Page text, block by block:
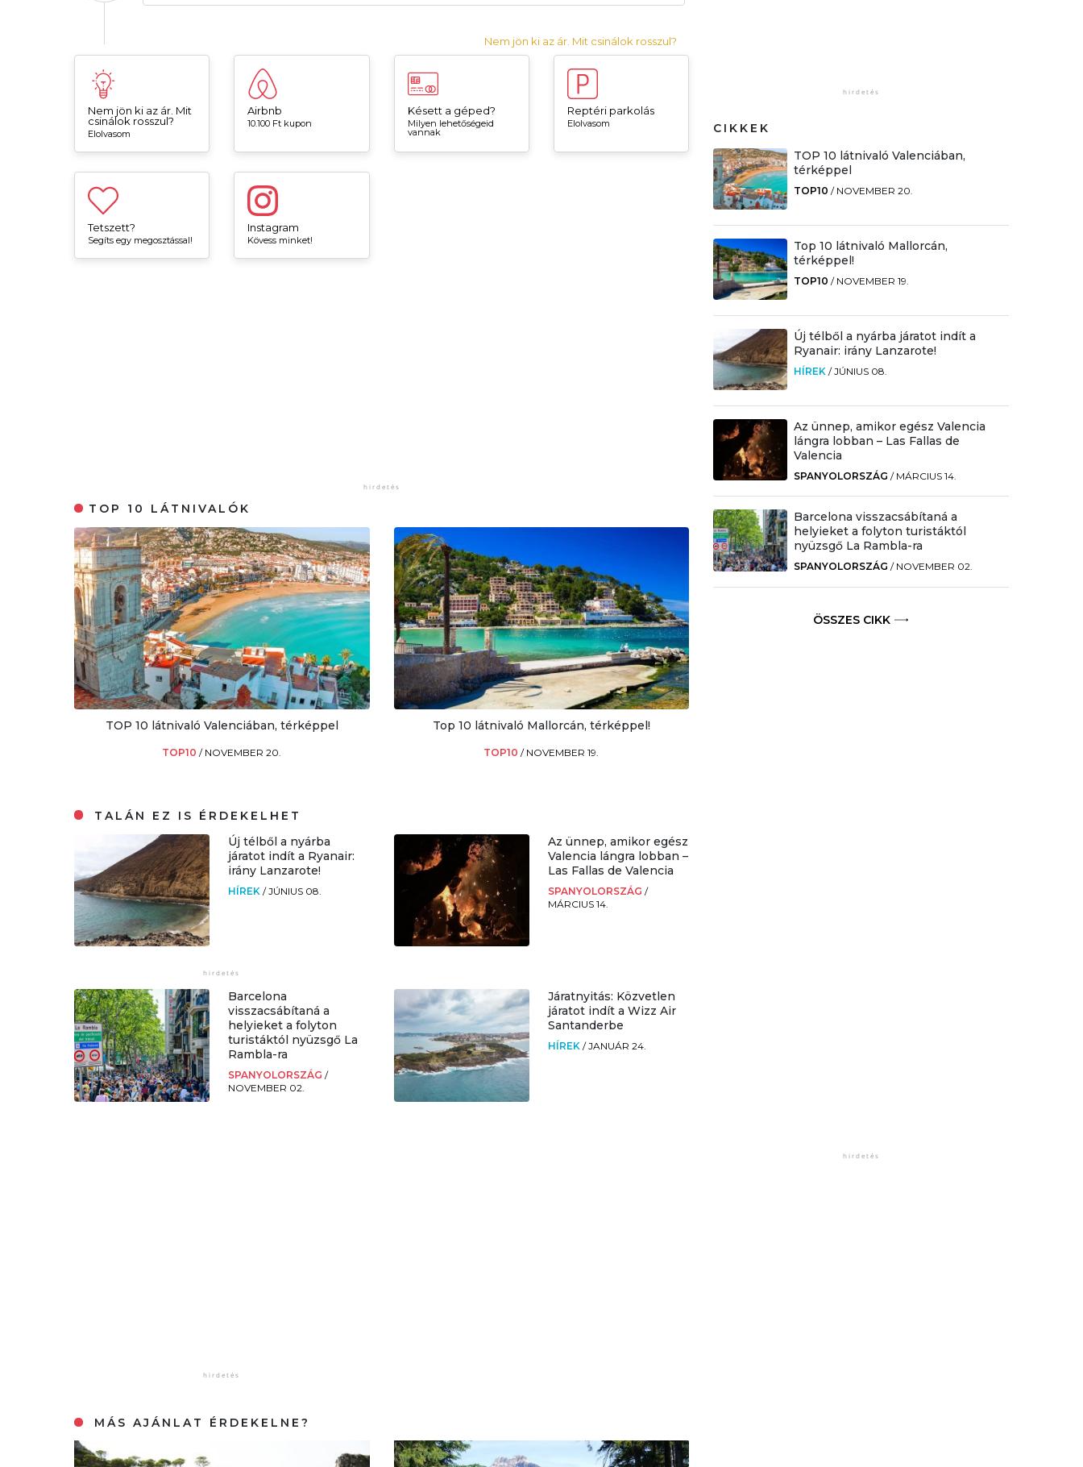
Nem jön ki az ár. Mit csinálok rosszul?
Nem jön ki az ár. Mit
csinálok rosszul?
Elolvasom
Airbnb
10.100 Ft kupon
Késett a géped?
Milyen lehetőségeid
vannak
Reptéri parkolás
Elolvasom
Tetszett?
Segíts egy megosztással!
Instagram
Kövess minket!
TOP 10 LÁTNIVALÓK
TOP 10 látnivaló Valenciában, térképpel
TOP10/ NOVEMBER 20.
Top 10 látnivaló Mallorcán, térképpel!
TOP10/ NOVEMBER 19.
TALÁN EZ IS ÉRDEKELHET
Új télből a nyárba
járatot indít a Ryanair:
irány Lanzarote!
HÍREK/JÚNIUS 08.
Az ünnep, amikor egész
Valencia lángra lobban –
Las Fallas de Valencia
SPANYOLORSZÁG /
MÁRCIUS 14.
Barcelona
visszacsábítaná a
helyieket a folyton
turistáktól nyüzsgő La
Rambla-ra
SPANYOLORSZÁG/
NOVEMBER 02.
Járatnyitás: Közvetlen
járatot indít a Wizz Air
Santanderbe
HÍREK /JANUÁR 24.
MÁS AJÁNLAT ÉRDEKELNE?
CIKKEK
TOP 10 látnivaló Valenciában,
térképpel
TOP10 / NOVEMBER 20.
Top 10 látnivaló Mallorcán,
térképpel!
TOP10 / NOVEMBER 19.
Új télből a nyárba járatot indít a
Ryanair: irány Lanzarote!
HÍREK /JÚNIUS 08.
Az ünnep, amikor egész Valencia
lángra lobban – Las Fallas de
Valencia
SPANYOLORSZÁG / MÁRCIUS 14.
Barcelona visszacsábítaná a
helyieket a folyton turistáktól
nyüzsgő La Rambla-ra
SPANYOLORSZÁG / NOVEMBER 02.
ÖSSZES CIKK